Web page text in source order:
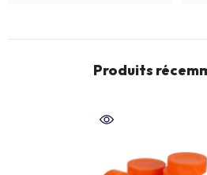
Produits